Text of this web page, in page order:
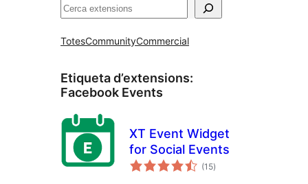
Cerca
TotesCommunityCommercial
Etiqueta d’extensions:
Facebook Events
XT Event Widget
for Social Events
(15puntuacions
totals
)